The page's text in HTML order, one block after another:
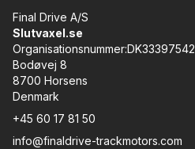
Final Drive A/S
Slutvaxel.se
Organisationsnummer:DK33397542
Bodøvej 8
8700 Horsens
Denmark
+45 60 17 81 50
info@finaldrive-trackmotors.com